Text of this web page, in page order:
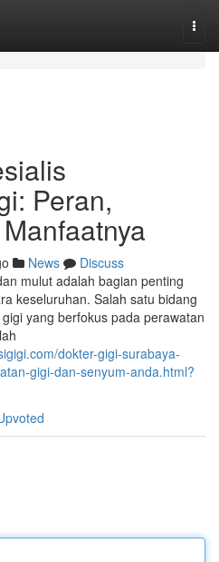
Peran,
News
Discuss
mulut adalah bagian penting
keseluruhan. Salah satu bidang
yang berfokus pada perawatan
dokter-gigi-surabaya-
gigi-dan-senyum-anda.html?